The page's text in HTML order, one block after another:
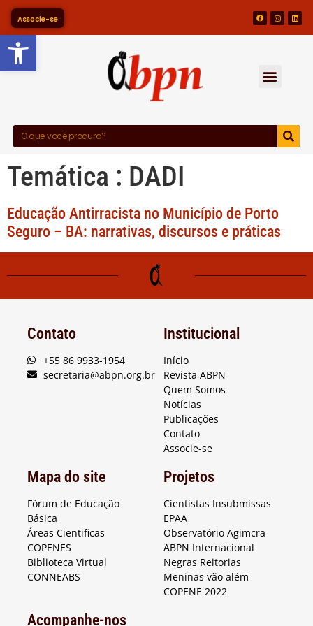
Barra de Ferramentas
Associe-se
Temática : DADI
Educação Antirracista no Município de Porto
Seguro – BA: narrativas, discursos e práticas
Contato
+55 86 9933-1954
secretaria@abpn.org.br
Institucional
Início
Revista ABPN
Quem Somos
Notícias
Publicações
Contato
Associe-se
Mapa do site
Fórum de Educação
Básica
Áreas Cientificas
COPENES
Biblioteca Virtual
CONNEABS
Projetos
Cientistas Insubmissas
EPAA
Observatório Agimcra
ABPN Internacional
Negras Reitorias
Meninas vão além
COPENE 2022
Acompanhe-nos